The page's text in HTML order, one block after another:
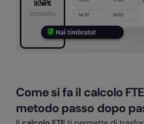
Come si fa il calcolo
metodo passo dopo